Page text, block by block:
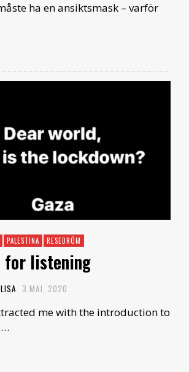
ha en ansiktsmask – varför
PALESTINA RESEDRÖM
for listening
3 MAJ, 2020
me with the introduction to